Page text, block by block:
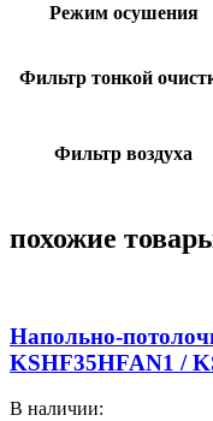
Режим осушения
Фильтр тонкой
Фильтр воздуха
похожие
Напольно-
KSHF35HFAN1 /
В наличии: